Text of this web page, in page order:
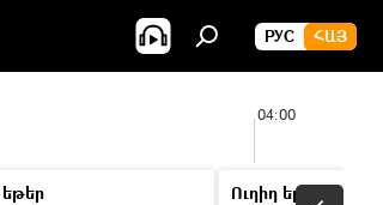
РУС ՀԱՅ
04:00
եթեր
Ուղիղ եթեր